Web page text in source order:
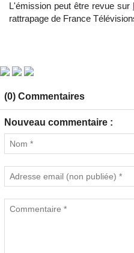
L'émission peut être revue sur
rattrapage de France
(0) Commentaires
Nouveau commentaire :